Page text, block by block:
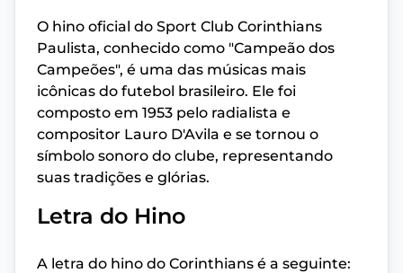
O hino oficial do Sport Club Corinthians
Paulista, conhecido como "Campeão dos
Campeões", é uma das músicas mais
icônicas do futebol brasileiro. Ele foi
composto em 1953 pelo radialista e
compositor Lauro D'Avila e se tornou o
símbolo sonoro do clube, representando
suas tradições e glórias.
Letra do Hino
A letra do hino do Corinthians é a seguinte: